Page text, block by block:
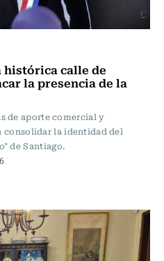
calle de
la presencia de la
de aporte comercial y
consolidar la identidad del
de Santiago.